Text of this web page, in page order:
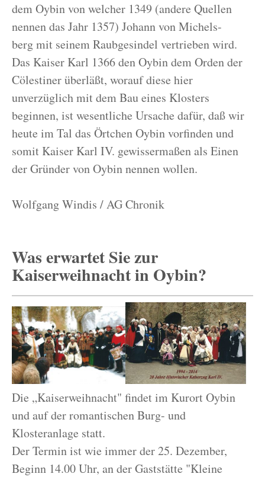
dem Oybin von welcher 1349 (andere Quellen
nennen das Jahr 1357) Johann von Michels-
berg mit seinem Raubgesindel vertrieben wird.
Das Kaiser Karl 1366 den Oybin dem Orden der
Cölestiner überläßt, worauf diese hier
unverzüglich mit dem Bau eines Klosters
beginnen, ist wesentliche Ursache dafür, daß wir
heute im Tal das Örtchen Oybin vorfinden und
somit Kaiser Karl IV. gewissermaßen als Einen
der Gründer von Oybin nennen wollen.
Wolfgang Windis / AG Chronik
Was erwartet Sie zur
Kaiserweihnacht in Oybin?
Die „Kaiserweihnacht" findet im Kurort Oybin
und auf der romantischen Burg- und
Klosteranlage statt.
Der Termin ist wie immer der 25. Dezember,
Beginn 14.00 Uhr, an der Gaststätte "Kleine